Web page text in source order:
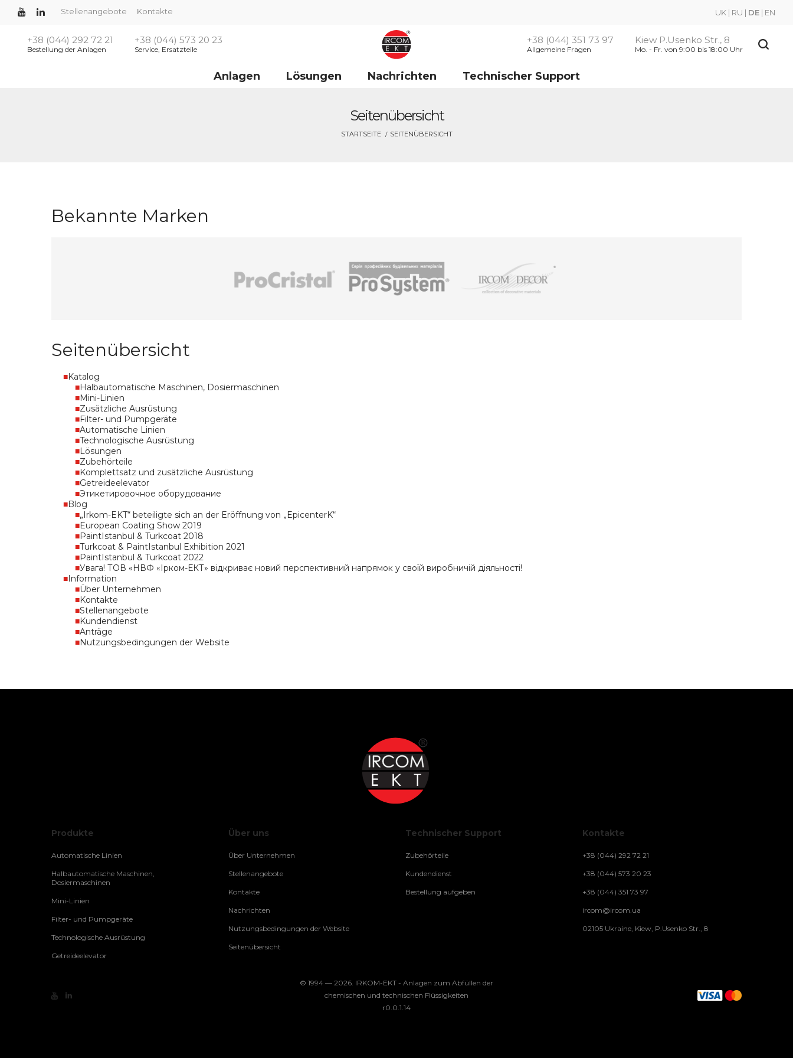
Stellenangebote Kontakte UK | RU | DE | EN
+38 (044) 292 72 21
Bestellung der Anlagen
+38 (044) 573 20 23
Service, Ersatzteile
+38 (044) 351 73 97
Allgemeine Fragen
Kiew P.Usenko Str., 8
Mo. - Fr. von 9:00 bis 18:00 Uhr
Anlagen Lösungen Nachrichten Technischer Support
Seitenübersicht
STARTSEITE SEITENÜBERSICHT
Bekannte Marken
Seitenübersicht
Katalog
Halbautomatische Maschinen, Dosiermaschinen
Mini-Linien
Zusätzliche Ausrüstung
Filter- und Pumpgeräte
Automatische Linien
Technologische Ausrüstung
Lösungen
Zubehörteile
Komplettsatz und zusätzliche Ausrüstung
Getreideelevator
Этикетировочное оборудование
Blog
„Irkom-EKT“ beteiligte sich an der Eröffnung von „EpicenterK“
European Coating Show 2019
PaintIstanbul & Turkcoat 2018
Turkcoat & PaintIstanbul Exhibition 2021
PaintIstanbul & Turkcoat 2022
Увага! ТОВ «НВФ «Ірком-ЕКТ» відкриває новий перспективний напрямок у своїй виробничій діяльності!
Information
Über Unternehmen
Kontakte
Stellenangebote
Kundendienst
Anträge
Nutzungsbedingungen der Website
Produkte
Automatische Linien
Halbautomatische Maschinen,
Dosiermaschinen
Mini-Linien
Filter- und Pumpgeräte
Technologische Ausrüstung
Getreideelevator
Über uns
Über Unternehmen
Stellenangebote
Kontakte
Nachrichten
Nutzungsbedingungen der Website
Seitenübersicht
Technischer Support
Zubehörteile
Kundendienst
Bestellung aufgeben
Kontakte
+38 (044) 292 72 21
+38 (044) 573 20 23
+38 (044) 351 73 97
ircom@ircom.ua
02105 Ukraine, Kiew, P.Usenko Str., 8
© 1994 — 2026. IRKOM-EKT - Anlagen zum Abfüllen der
chemischen und technischen Flüssigkeiten
r0.0.1.14